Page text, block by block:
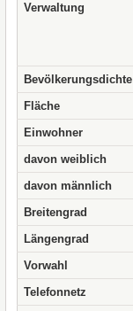
Verwaltung
Bevölkerungsdichte
Fläche
Einwohner
davon weiblich
davon männlich
Breitengrad
Längengrad
Vorwahl
Telefonnetz